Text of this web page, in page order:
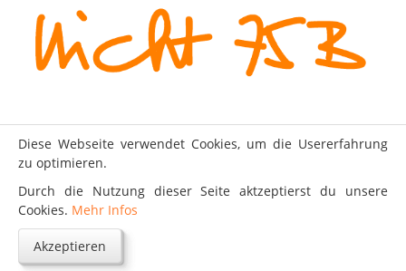
Lifestyle
Mode
Kontakt
Impressum
Datenschutz
Diese Webseite verwendet Cookies, um die Usererfahrung
zu optimieren.
Durch die Nutzung dieser Seite aktzeptierst du unsere
Cookies. Mehr Infos
Akzeptieren